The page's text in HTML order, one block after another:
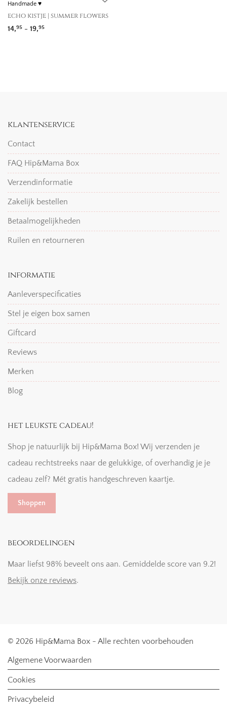
Handmade ♥
echo kistje | summer flowers
14,95 - 19,95Prijsklasse: 14,95 tot 19,95
klantenservice
Contact
FAQ Hip&Mama Box
Verzendinformatie
Zakelijk bestellen
Betaalmogelijkheden
Ruilen en retourneren
informatie
Aanleverspecificaties
Stel je eigen box samen
Giftcard
Reviews
Merken
Blog
het leukste cadeau!
Shop je natuurlijk bij Hip&Mama Box! Wij verzenden je
cadeau rechtstreeks naar de gelukkige, of overhandig je je
cadeau zelf? Mét gratis handgeschreven kaartje.
Shoppen
beoordelingen
Maar liefst 98% beveelt ons aan. Gemiddelde score van 9.2!
Bekijk onze reviews.
© 2026 Hip&Mama Box - Alle rechten voorbehouden
Algemene Voorwaarden
Cookies
Privacybeleid